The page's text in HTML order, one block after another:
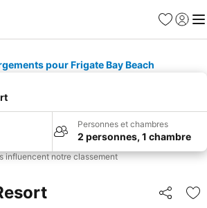
Favoris
Se
pour Frigate Bay Beach
Personnes et chambres
2 personnes, 1 chambre
influencent notre classement
Partager